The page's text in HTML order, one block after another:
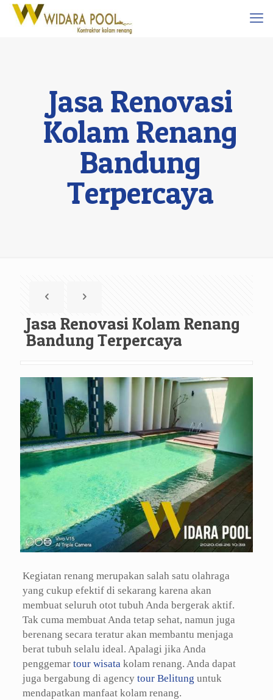
Jasa Renovasi
Kolam Renang
Bandung
Terpercaya
Jasa Renovasi Kolam Renang
Bandung Terpercaya
Kegiatan renang merupakan salah satu olahraga
yang cukup efektif di sekarang karena akan
membuat seluruh otot tubuh Anda bergerak aktif.
Tak cuma membuat Anda tetap sehat, namun juga
berenang secara teratur akan membantu menjaga
berat tubuh selalu ideal. Apalagi jika Anda
penggemar tour wisata kolam renang. Anda dapat
juga bergabung di agency tour Belitung untuk
mendapatkan manfaat kolam renang.